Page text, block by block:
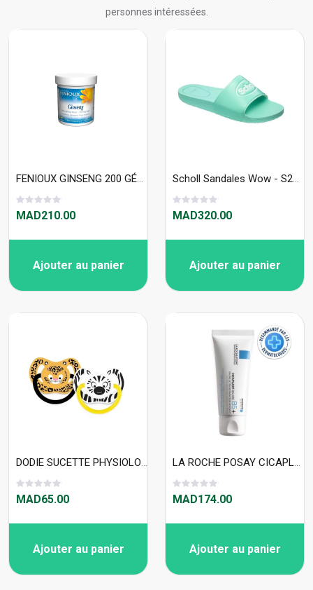
personnes intéressées.
FENIOUX GINSENG 200 GÉLULES
MAD210.00
Ajouter au panier
Scholl Sandales Wow - S29365
MAD320.00
Ajouter au panier
DODIE SUCETTE PHYSIOLOGIQUE 67 +6M DUO IMPRIMES JUNGLE
MAD65.00
Ajouter au panier
LA ROCHE POSAY CICAPLAST BAUME REPARATEUR B5+ 100 ML
MAD174.00
Ajouter au panier